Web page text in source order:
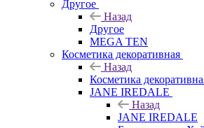
Другое
Назад
Другое
MEGA TEN
Косметика декоративная
Назад
Косметика
JANE IREDALE
Назад
JANE IREDALE